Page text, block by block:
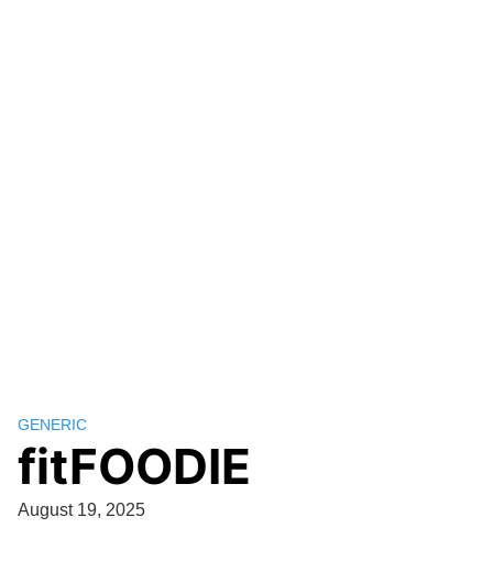
GENERIC
fitFOODIE
August 19, 2025